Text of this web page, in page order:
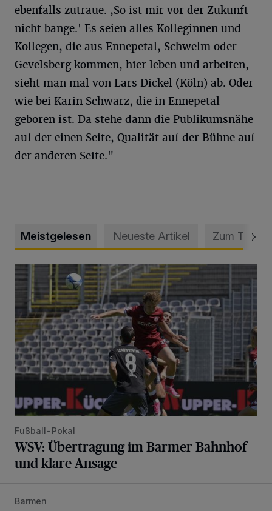
ebenfalls zutraue. ,So ist mir vor der Zukunft
nicht bange.' Es seien alles Kolleginnen und
Kollegen, die aus Ennepetal, Schwelm oder
Gevelsberg kommen, hier leben und arbeiten,
sieht man mal von Lars Dickel (Köln) ab. Oder
wie bei Karin Schwarz, die in Ennepetal
geboren ist. Da stehe dann die Publikumsnähe
auf der einen Seite, Qualität auf der Bühne auf
der anderen Seite."
Meistgelesen Neueste Artikel Zum Thema
WSV: Übertragung im Barmer Bahnhof und klare Ansage
Fußball-Pokal
WSV: Übertragung im Barmer Bahnhof
und klare Ansage
Mann beschädigt Autos in Parkhaus
Barmen